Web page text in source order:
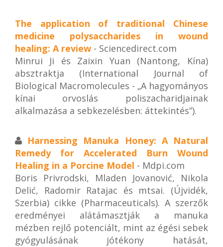
The application of traditional Chinese
medicine polysaccharides in wound
healing: A review - Sciencedirect.com
Minrui Ji és Zaixin Yuan (Nantong, Kína)
absztraktja (International Journal of
Biological Macromolecules - „A hagyományos
kínai orvoslás poliszacharidjainak
alkalmazása a sebkezelésben: áttekintés”).
Harnessing Manuka Honey: A Natural
Remedy for Accelerated Burn Wound
Healing in a Porcine Model - Mdpi.com
Boris Privrodski, Mladen Jovanović, Nikola
Delić, Radomir Ratajac és mtsai. (Újvidék,
Szerbia) cikke (Pharmaceuticals). A szerzők
eredményei alátámasztják a manuka
mézben rejlő potenciált, mint az égési sebek
gyógyulásának jótékony hatását,